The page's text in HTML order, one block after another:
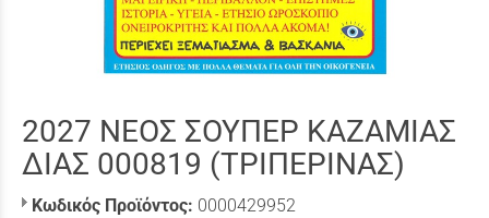
2027 ΝΕΟΣ ΣΟΥΠΕΡ ΚΑΖΑΜΙΑΣ
ΔΙΑΣ 000819 (ΤΡΙΠΕΡΙΝΑΣ)
Κωδικός Προϊόντος: 0000429952